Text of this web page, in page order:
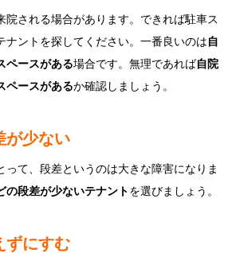
院される場合があります。できれば駐車ス
ナントを探してください。一番良いのは自
ペースがある場合です。無理であれば自院
ペースがあるか確認しましょう。
が少ない
って、段差というのは大きな障害になりま
の段差が少ないテナントを選びましょう。
ずにすむ